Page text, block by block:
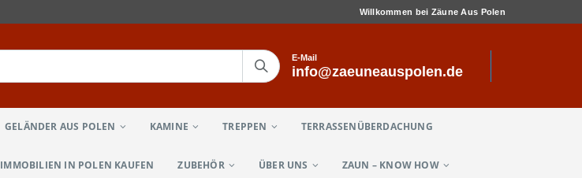
Willkommen bei Zäune Aus Polen
E-Mail
info@zaeuneauspolen.de
GELÄNDER AUS POLEN KAMINE TREPPEN TERRASSENÜBERDACHUNG
IMMOBILIEN IN POLEN KAUFEN ZUBEHÖR ÜBER UNS ZAUN – KNOW HOW